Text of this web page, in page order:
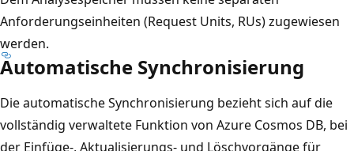
Anforderungseinheiten (Request Units, RUs) zugewiesen
werden.
Automatische Synchronisierung
Die automatische Synchronisierung bezieht sich auf die
vollständig verwaltete Funktion von Azure Cosmos DB, bei
der Einfüge-, Aktualisierungs- und Löschvorgänge für